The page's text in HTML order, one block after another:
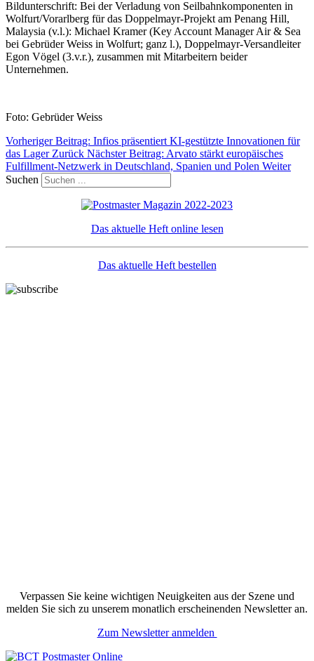
Bildunterschrift: Bei der Verladung von Seilbahnkomponenten in
Wolfurt/Vorarlberg für das Doppelmayr-Projekt am Penang Hill,
Malaysia (v.l.): Michael Kramer (Key Account Manager Air & Sea
bei Gebrüder Weiss in Wolfurt; ganz l.), Doppelmayr-Versandleiter
Egon Vögel (3.v.r.), zusammen mit Mitarbeitern beider
Unternehmen.
Foto: Gebrüder Weiss
Vorheriger Beitrag: Infios präsentiert KI-gestützte Innovationen für
das Lager Zurück Nächster Beitrag: Arvato stärkt europäisches
Fulfillment-Netzwerk in Deutschland, Spanien und Polen Weiter
Suchen
Das aktuelle Heft online lesen
Das aktuelle Heft bestellen
Verpassen Sie keine wichtigen Neuigkeiten aus der Szene und
melden Sie sich zu unserem monatlich erscheinenden Newsletter an.
Zum Newsletter anmelden